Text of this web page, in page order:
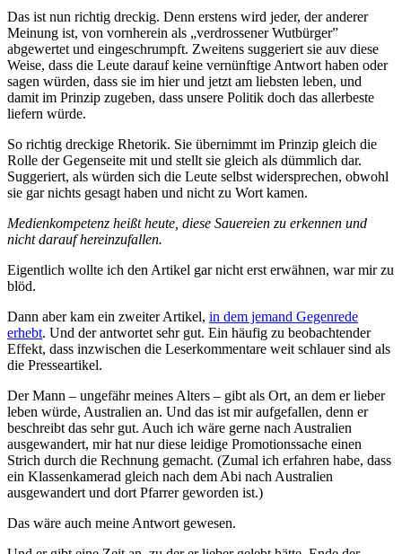
Das ist nun richtig dreckig. Denn erstens wird jeder, der anderer
Meinung ist, von vornherein als „verdrossener Wutbürger”
abgewertet und eingeschrumpft. Zweitens suggeriert sie auv diese
Weise, dass die Leute darauf keine vernünftige Antwort haben oder
sagen würden, dass sie im hier und jetzt am liebsten leben, und
damit im Prinzip zugeben, dass unsere Politik doch das allerbeste
liefern würde.
So richtig dreckige Rhetorik. Sie übernimmt im Prinzip gleich die
Rolle der Gegenseite mit und stellt sie gleich als dümmlich dar.
Suggeriert, als würden sich die Leute selbst widersprechen, obwohl
sie gar nichts gesagt haben und nicht zu Wort kamen.
Medienkompetenz heißt heute, diese Sauereien zu erkennen und
nicht darauf hereinzufallen.
Eigentlich wollte ich den Artikel gar nicht erst erwähnen, war mir zu
blöd.
Dann aber kam ein zweiter Artikel, in dem jemand Gegenrede
erhebt. Und der antwortet sehr gut. Ein häufig zu beobachtender
Effekt, dass inzwischen die Leserkommentare weit schlauer sind als
die Presseartikel.
Der Mann – ungefähr meines Alters – gibt als Ort, an dem er lieber
leben würde, Australien an. Und das ist mir aufgefallen, denn er
beschreibt das sehr gut. Auch ich wäre gerne nach Australien
ausgewandert, mir hat nur diese leidige Promotionssache einen
Strich durch die Rechnung gemacht. (Zumal ich erfahren habe, dass
ein Klassenkamerad gleich nach dem Abi nach Australien
ausgewandert und dort Pfarrer geworden ist.)
Das wäre auch meine Antwort gewesen.